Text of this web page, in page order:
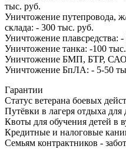
тыс. руб.
Уничтожение путепровода,
склада: - 300 тыс. руб.
Уничтожение плавсредства:
Уничтожение танка: -100
Уничтожение БМП, БТР,
Уничтожение БпЛА: - 5-50
Гарантии
Статус ветерана боевых
Путёвки в лагеря отдыха для
Квоты для обучения детей в
Кредитные и налоговые
Семьям контрактников -